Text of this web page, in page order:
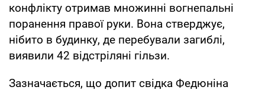
конфлікту отримав множинні вогнепальні
поранення правої руки. Вона стверджує,
нібито в будинку, де перебували загиблі,
виявили 42 відстріляні гільзи.
Зазначається, що допит свідка Федюніна